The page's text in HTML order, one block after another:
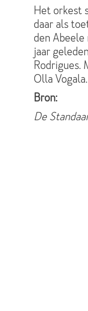
Het orkest
daar als
den
jaar
Rodrigues.
Olla
Bron:
De